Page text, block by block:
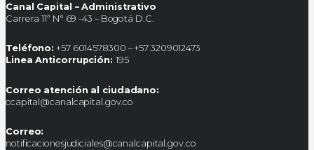
Canal Capital – Administrativo
Carrera 11ª N° 69 -43 – Bogotá D.C.
Teléfono: +57 6014578300 – +57 3209012473
Linea Anticorrupción: 195
Correo atención al ciudadano:
ccapital@canalcapital.gov.co
Correo:
notificacionesjudiciales@canalcapital.gov.co